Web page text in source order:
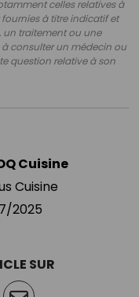
celles relatives à
à titre indicatif et
traitement ou une
consulter un médecin ou
question relative à son
Cuisine
Cuisine
2025
SUR